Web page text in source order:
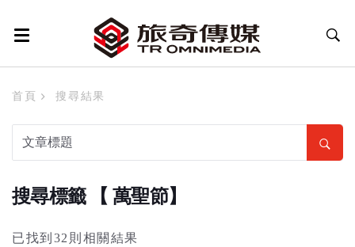
首頁 搜尋結果
搜尋標籤 【 萬聖節】
已找到32則相關結果